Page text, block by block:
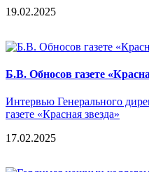
19.02.2025
Б.В. Обносов газете
Интервью Генерального
газете «Красная звезда»
17.02.2025